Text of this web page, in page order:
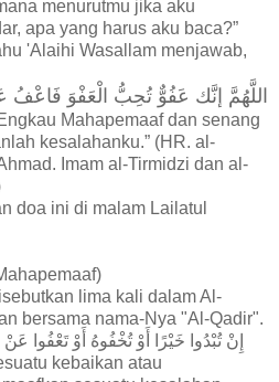
menurutmu jika aku
apa yang harus aku baca?”
'Alaihi Wasallam menjawab,
اللَّهُمَّ إنَّك عَفُوٌّ تُحِبُّ الْعَفْوَ فَاعْفُ
Mahapemaaf dan senang
kesalahanku.” (HR. al-
Imam al-Tirmidzi dan al-
doa ini di malam Lailatul
lima kali dalam Al-
bersama nama-Nya "Al-Qadir".
إِنْ تُبْدُوا خَيْرًا أَوْ تُخْفُوهُ أَوْ تَعْفُوا
kebaikan atau